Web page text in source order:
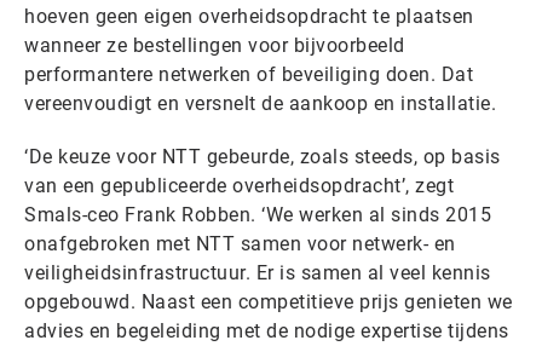
hoeven geen eigen overheidsopdracht te plaatsen
wanneer ze bestellingen voor bijvoorbeeld
performantere netwerken of beveiliging doen. Dat
vereenvoudigt en versnelt de aankoop en installatie.
‘De keuze voor NTT gebeurde, zoals steeds, op basis
van een gepubliceerde overheidsopdracht’, zegt
Smals-ceo Frank Robben. ‘We werken al sinds 2015
onafgebroken met NTT samen voor netwerk- en
veiligheidsinfrastructuur. Er is samen al veel kennis
opgebouwd. Naast een competitieve prijs genieten we
advies en begeleiding met de nodige expertise tijdens